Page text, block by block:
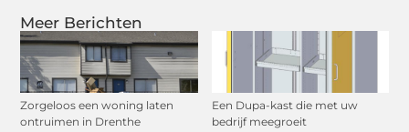
Meer Berichten
Zorgeloos een woning laten
ontruimen in Drenthe
Een Dupa-kast die met uw
bedrijf meegroeit